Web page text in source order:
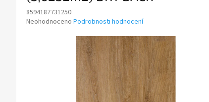
8594187731250
Průměrné
Neohodnoceno Podrobnosti hodnocení